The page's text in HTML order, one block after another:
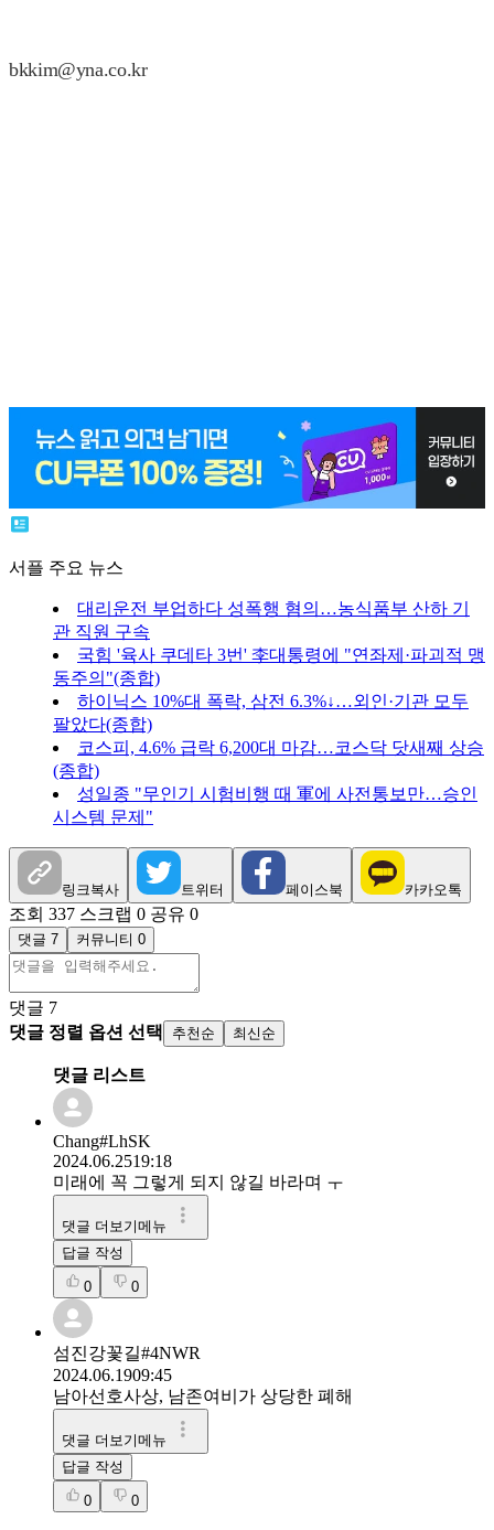
bkkim@yna.co.kr
서플 주요 뉴스
대리운전 부업하다 성폭행 혐의…농식품부 산하 기
관 직원 구속
국힘 '육사 쿠데타 3번' 李대통령에 "연좌제·파괴적 맹
동주의"(종합)
하이닉스 10%대 폭락, 삼전 6.3%↓…외인·기관 모두
팔았다(종합)
코스피, 4.6% 급락 6,200대 마감…코스닥 닷새째 상승
(종합)
성일종 "무인기 시험비행 때 軍에 사전통보만…승인
시스템 문제"
링크복사 트위터 페이스북 카카오톡
조회 337 스크랩 0 공유 0
댓글 7 커뮤니티 0
댓글 7
댓글 정렬 옵션 선택
추천순 최신순
댓글 리스트
Chang#LhSK
2024.06.2519:18
미래에 꼭 그렇게 되지 않길 바라며 ㅜ
댓글 더보기메뉴
답글 작성
0 0
섬진강꽃길#4NWR
2024.06.1909:45
남아선호사상, 남존여비가 상당한 폐해
댓글 더보기메뉴
답글 작성
0 0